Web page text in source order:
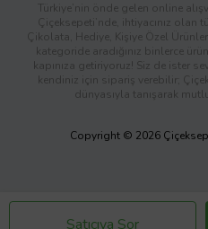
Satıcıya Sor
Türkiye’nin önde gelen online
Çiçeksepeti’nde, ihtiyacınız olan
Çikolata, Hediye, Kişiye Özel
kategoride aradığınız binlerce
kapınıza getiriyoruz! Siz de ister
kendiniz için sipariş verebilir;
dünyasıyla tanışarak
Copyright © 2026